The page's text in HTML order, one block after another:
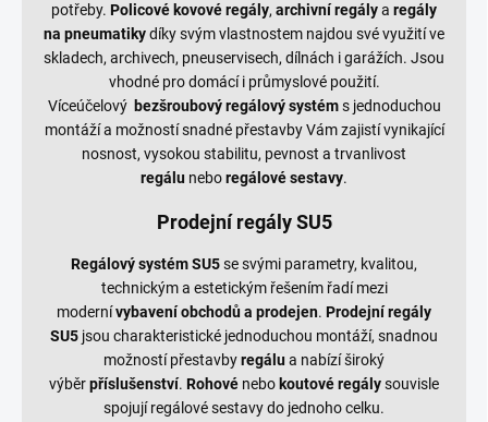
potřeby. Policové kovové regály, archivní regálya regály
na pneumatikydíky svým vlastnostem najdou své využití ve
skladech, archivech, pneuservisech, dílnách i garážích. Jsou
vhodné pro domácí i průmyslové použití.
Víceúčelový bezšroubový regálový systéms jednoduchou
montáží a možností snadné přestavby Vám zajistí vynikající
nosnost, vysokou stabilitu, pevnost a trvanlivost
regálu neboregálové sestavy.
Prodejní regály SU5
Regálový systém SU5se svými parametry, kvalitou,
technickým a estetickým řešením řadí mezi
modernívybavení obchodů a prodejen. Prodejní regály
SU5 jsou charakteristické jednoduchou montáží, snadnou
možností přestavbyregálua nabízí široký
výběrpříslušenství. Rohové nebo koutové regálysouvisle
spojují regálové sestavy do jednoho celku.